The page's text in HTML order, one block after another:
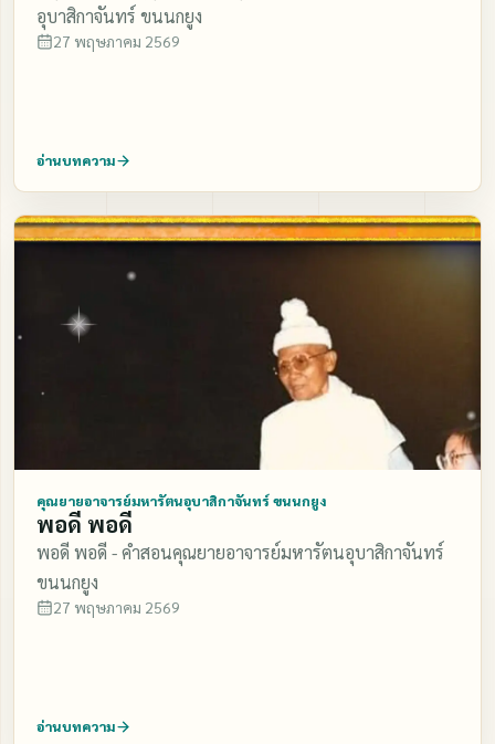
อุบาสิกาจันทร์ ขนนกยูง
27 พฤษภาคม 2569
อ่านบทความ
คุณยายอาจารย์มหารัตนอุบาสิกาจันทร์ ขนนกยูง
พอดี พอดี
พอดี พอดี - คำสอนคุณยายอาจารย์มหารัตนอุบาสิกาจันทร์
ขนนกยูง
27 พฤษภาคม 2569
อ่านบทความ